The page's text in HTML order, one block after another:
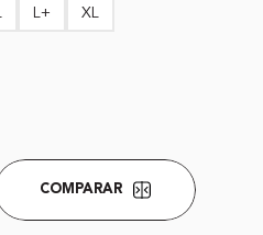
L+ XL
COMPARAR